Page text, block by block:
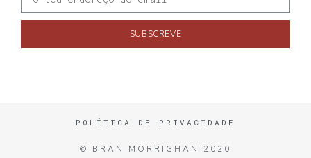
SUBSCREVE
POLÍTICA DE PRIVACIDADE
© BRAN MORRIGHAN 2020